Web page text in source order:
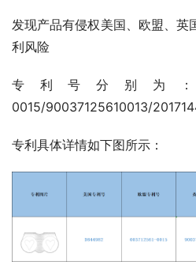
发现产品有侵权美国、欧盟、英
利风险
专利号分别为：
0015/90037125610013/
专利具体详情如下图所示：